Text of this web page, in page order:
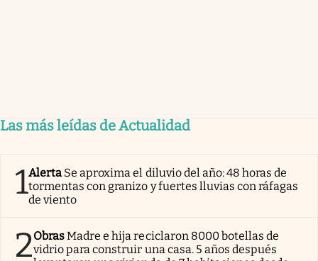
Las más leídas de Actualidad
1Alerta Se aproxima el diluvio del año: 48 horas de
tormentas con granizo y fuertes lluvias con ráfagas
de viento
2ObrasMadre e hija reciclaron 8000 botellas de
vidrio para construir una casa. 5 años después